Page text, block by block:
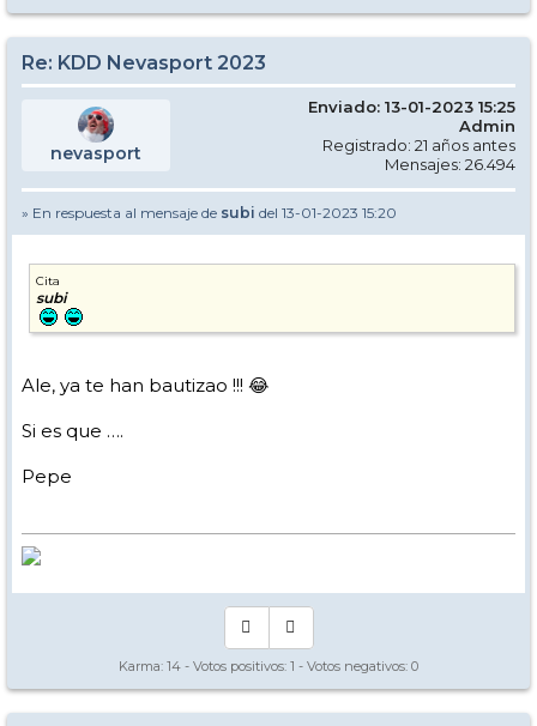
Re: KDD Nevasport 2023
nevasport
Enviado: 13-01-2023 15:25
Admin
Registrado: 21 años antes
Mensajes: 26.494
» En respuesta al mensaje de subi del 13-01-2023 15:20
Cita
subi
Ale, ya te han bautizao !!! 😂
Si es que ….
Pepe
Karma: 14 - Votos positivos: 1 - Votos negativos: 0